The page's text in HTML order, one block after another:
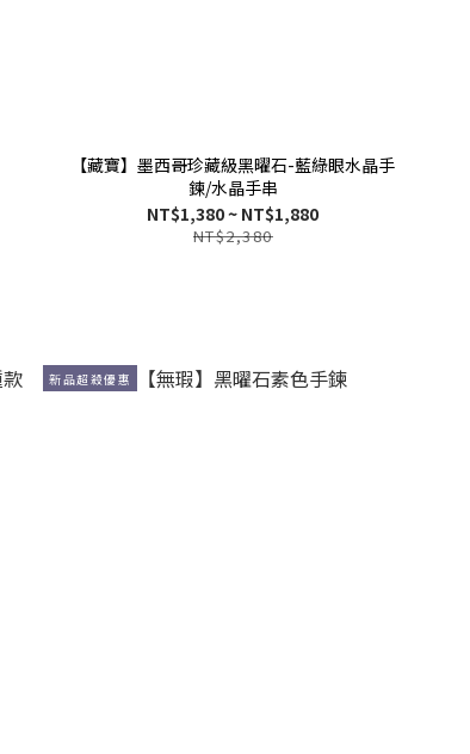
【藏寶】墨西哥珍藏級黑曜石-藍綠眼水晶手
鍊/水晶手串
NT$1,380 ~ NT$1,880
NT$2,380
新品超殺優惠